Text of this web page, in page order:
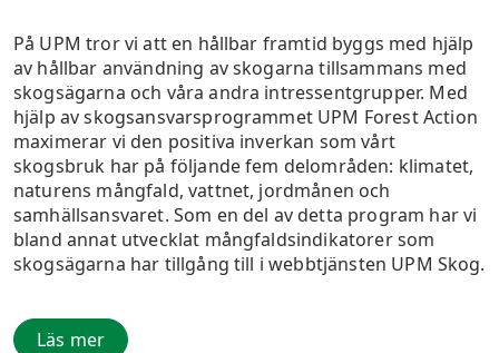
På UPM tror vi att en hållbar framtid byggs med hjälp
av hållbar användning av skogarna tillsammans med
skogsägarna och våra andra intressentgrupper. Med
hjälp av skogsansvarsprogrammet UPM Forest Action
maximerar vi den positiva inverkan som vårt
skogsbruk har på följande fem delområden: klimatet,
naturens mångfald, vattnet, jordmånen och
samhällsansvaret. Som en del av detta program har vi
bland annat utvecklat mångfaldsindikatorer som
skogsägarna har tillgång till i webbtjänsten UPM Skog.
Läs mer